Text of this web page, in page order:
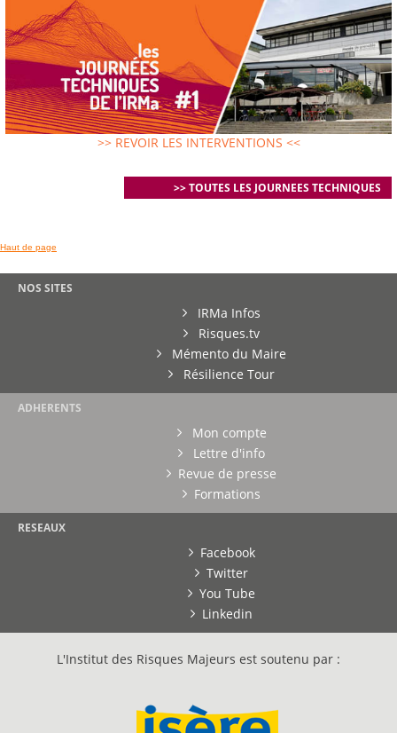
>> REVOIR LES INTERVENTIONS <<
>> TOUTES LES JOURNEES TECHNIQUES
Haut de page
NOS SITES
IRMa Infos
Risques.tv
Mémento du Maire
Résilience Tour
ADHERENTS
Mon compte
Lettre d'info
Revue de presse
Formations
RESEAUX
Facebook
Twitter
You Tube
Linkedin
L'Institut des Risques Majeurs est soutenu par :